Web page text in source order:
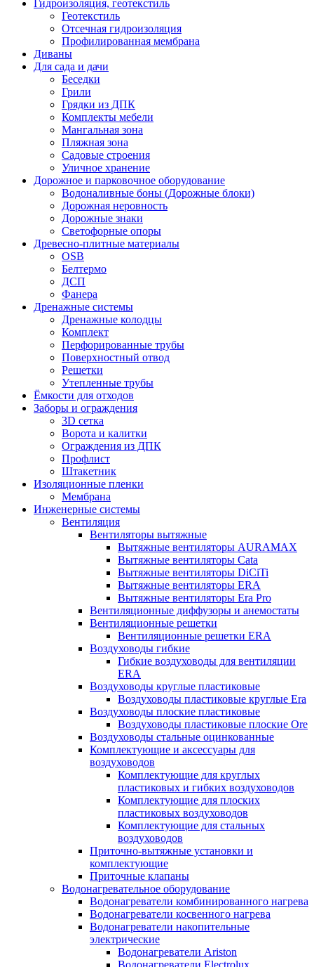
Гидроизоляция, геотекстиль
Геотекстиль
Отсечная гидроизоляция
Профилированная мембрана
Диваны
Для сада и дачи
Беседки
Грили
Грядки из ДПК
Комплекты мебели
Мангальная зона
Пляжная зона
Садовые строения
Уличное хранение
Дорожное и парковочное оборудование
Водоналивные боны (Дорожные блоки)
Дорожная неровность
Дорожные знаки
Светофорные опоры
Древесно-плитные материалы
OSB
Белтермо
ДСП
Фанера
Дренажные системы
Дренажные колодцы
Комплект
Перфорированные трубы
Поверхностный отвод
Решетки
Утепленные трубы
Ёмкости для отходов
Заборы и ограждения
3D сетка
Ворота и калитки
Ограждения из ДПК
Профлист
Штакетник
Изоляционные пленки
Мембрана
Инженерные системы
Вентиляция
Вентиляторы вытяжные
Вытяжные вентиляторы AURAMAX
Вытяжные вентиляторы Cata
Вытяжные вентиляторы DiCiTi
Вытяжные вентиляторы ERA
Вытяжные вентиляторы Era Pro
Вентиляционные диффузоры и анемостаты
Вентиляционные решетки
Вентиляционные решетки ERA
Воздуховоды гибкие
Гибкие воздуховоды для вентиляции
ERA
Воздуховоды круглые пластиковые
Воздуховоды пластиковые круглые Era
Воздуховоды плоские пластиковые
Воздуховоды пластиковые плоские Ore
Воздуховоды стальные оцинкованные
Комплектующие и аксессуары для
воздуховодов
Комплектующие для круглых
пластиковых и гибких воздуховодов
Комплектующие для плоских
пластиковых воздуховодов
Комплектующие для стальных
воздуховодов
Приточно-вытяжные установки и
комплектующие
Приточные клапаны
Водонагревательное оборудование
Водонагреватели комбинированного нагрева
Водонагреватели косвенного нагрева
Водонагреватели накопительные
электрические
Водонагреватели Ariston